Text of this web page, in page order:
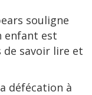
souligne
enfant est
de savoir lire et
défécation à